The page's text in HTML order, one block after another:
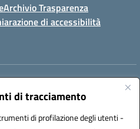
di tracciamento
di profilazione degli utenti -
Archivio Trasparenza
di accessibilità